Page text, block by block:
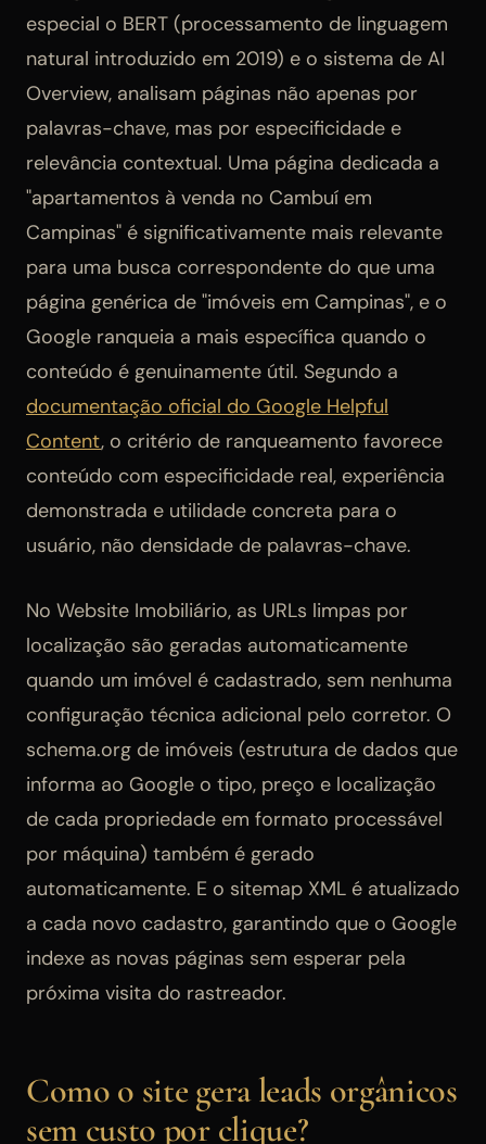
especial o BERT (processamento de linguagem
natural introduzido em 2019) e o sistema de AI
Overview, analisam páginas não apenas por
palavras-chave, mas por especificidade e
relevância contextual. Uma página dedicada a
"apartamentos à venda no Cambuí em
Campinas" é significativamente mais relevante
para uma busca correspondente do que uma
página genérica de "imóveis em Campinas", e o
Google ranqueia a mais específica quando o
conteúdo é genuinamente útil. Segundo a
documentação oficial do Google Helpful
Content, o critério de ranqueamento favorece
conteúdo com especificidade real, experiência
demonstrada e utilidade concreta para o
usuário, não densidade de palavras-chave.
No Website Imobiliário, as URLs limpas por
localização são geradas automaticamente
quando um imóvel é cadastrado, sem nenhuma
configuração técnica adicional pelo corretor. O
schema.org de imóveis (estrutura de dados que
informa ao Google o tipo, preço e localização
de cada propriedade em formato processável
por máquina) também é gerado
automaticamente. E o sitemap XML é atualizado
a cada novo cadastro, garantindo que o Google
indexe as novas páginas sem esperar pela
próxima visita do rastreador.
Como o site gera leads orgânicos
sem custo por clique?